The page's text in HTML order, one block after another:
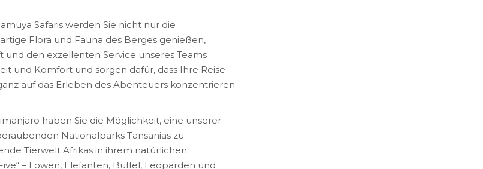
Safaris werden Sie nicht nur die
Flora und Fauna des Berges genießen,
den exzellenten Service unseres Teams
und Komfort und sorgen dafür, dass Ihre Reise
auf das Erleben des Abenteuers konzentrieren
haben Sie die Möglichkeit, eine unserer
Nationalparks Tansanias zu
Tierwelt Afrikas in ihrem natürlichen
– Löwen, Elefanten, Büffel, Leoparden und